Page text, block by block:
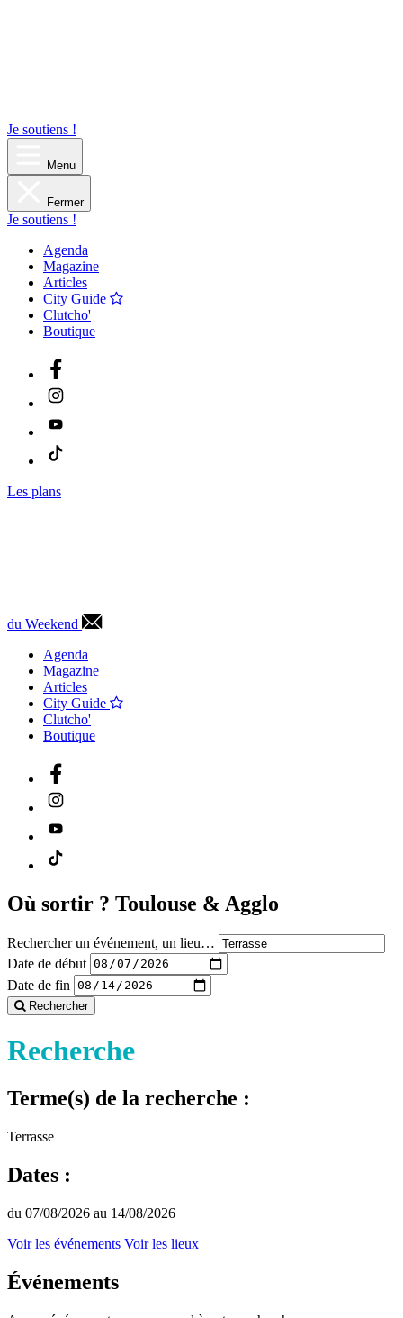
Je soutiens !
Menu
Fermer
Je soutiens !
Agenda
Magazine
Articles
City Guide
Clutcho'
Boutique
Les plans
du Weekend
Agenda
Magazine
Articles
City Guide
Clutcho'
Boutique
Où sortir ? Toulouse & Agglo
Rechercher un événement, un lieu…
Date de début
Date de fin
Rechercher
Recherche
Terme(s) de la recherche :
Terrasse
Dates :
du 07/08/2026 au 14/08/2026
Voir les événements Voir les lieux
Événements